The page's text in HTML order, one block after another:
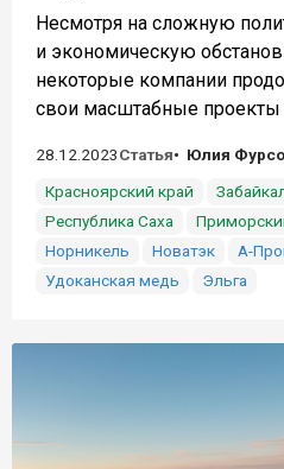
Несмотря на сложную
и экономическую
некоторые компании
свои масштабные проекты
28.12.2023Статья
Юлия
Красноярский край
Республика Саха
Норникель
Новатэк А-
Удоканская медь
Эльга